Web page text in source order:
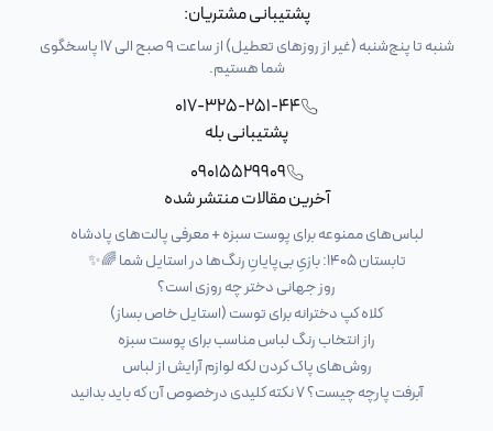
پشتیبانی مشتریان:
شنبه تا پنج‌شنبه (غیر از روزهای تعطیل) از ساعت 9 صبح الی 17 پاسخگوی
شما هستیم.
017-325-251-44
پشتیبانی بله
09015529909
آخرین مقالات منتشر شده
لباس‌های ممنوعه برای پوست سبزه + معرفی پالت‌های پادشاه
تابستان ۱۴۰۵: بازیِ بی‌پایانِ رنگ‌ها در استایل شما 🌈✨
روز جهانی دختر چه روزی است؟
کلاه کپ دخترانه برای توست (استایل خاص بساز)
راز انتخاب رنگ لباس مناسب برای پوست سبزه
روش‌های پاک کردن لکه لوازم آرایش از لباس
آبرفت پارچه چیست؟ ۷ نکته کلیدی درخصوص آن که باید بدانید